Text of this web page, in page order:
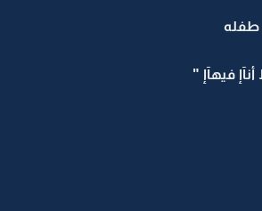
طفله
فيهآإ "